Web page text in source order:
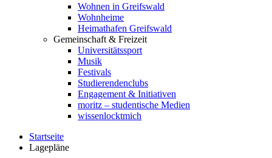
Wohnen in Greifswald
Wohnheime
Heimathafen Greifswald
Gemeinschaft & Freizeit
Universitätssport
Musik
Festivals
Studierendenclubs
Engagement & Initiativen
moritz – studentische Medien
wissenlocktmich
Startseite
Lagepläne